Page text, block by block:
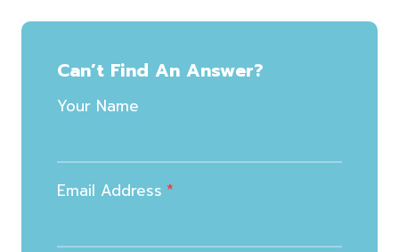
Can’t Find An Answer?
Your Name
Email Address *